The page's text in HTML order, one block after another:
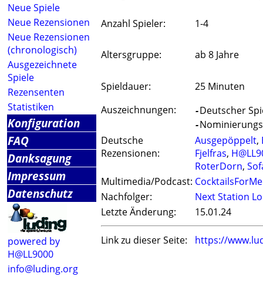
Neue Spiele
Neue Rezensionen
Neue Rezensionen
(chronologisch)
Ausgezeichnete
Spiele
Rezensenten
Statistiken
Konfiguration
FAQ
Danksagung
Impressum
Datenschutz
powered by
H@LL9000
info@luding.org
Anzahl Spieler: 1-4
Altersgruppe: ab 8 Jahre
Spieldauer:
25 Minuten
Auszeichnungen:
-Deutscher
-
Deutsche
Rezensionen:
Ausgepöppelt,
Fjelfras,
RoterDorn,
Multimedia/Podcast:
Nachfolger:
Next Station
Letzte Änderung:
15.01.24
Link zu dieser Seite: https://